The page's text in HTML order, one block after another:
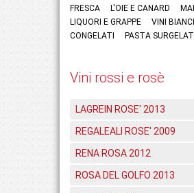
FRESCA
L'OIE E CANARD
LIQUORI E GRAPPE
VINI
CONGELATI
PASTA
Vini rossi e rosè
LAGREIN ROSE' 2013
REGALEALI ROSE' 2009
RENA ROSA 2012
ROSA DEL GOLFO 2013